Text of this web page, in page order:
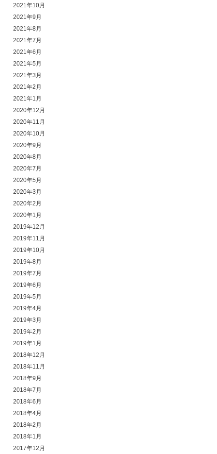
2021年10月
2021年9月
2021年8月
2021年7月
2021年6月
2021年5月
2021年3月
2021年2月
2021年1月
2020年12月
2020年11月
2020年10月
2020年9月
2020年8月
2020年7月
2020年5月
2020年3月
2020年2月
2020年1月
2019年12月
2019年11月
2019年10月
2019年8月
2019年7月
2019年6月
2019年5月
2019年4月
2019年3月
2019年2月
2019年1月
2018年12月
2018年11月
2018年9月
2018年7月
2018年6月
2018年4月
2018年2月
2018年1月
2017年12月